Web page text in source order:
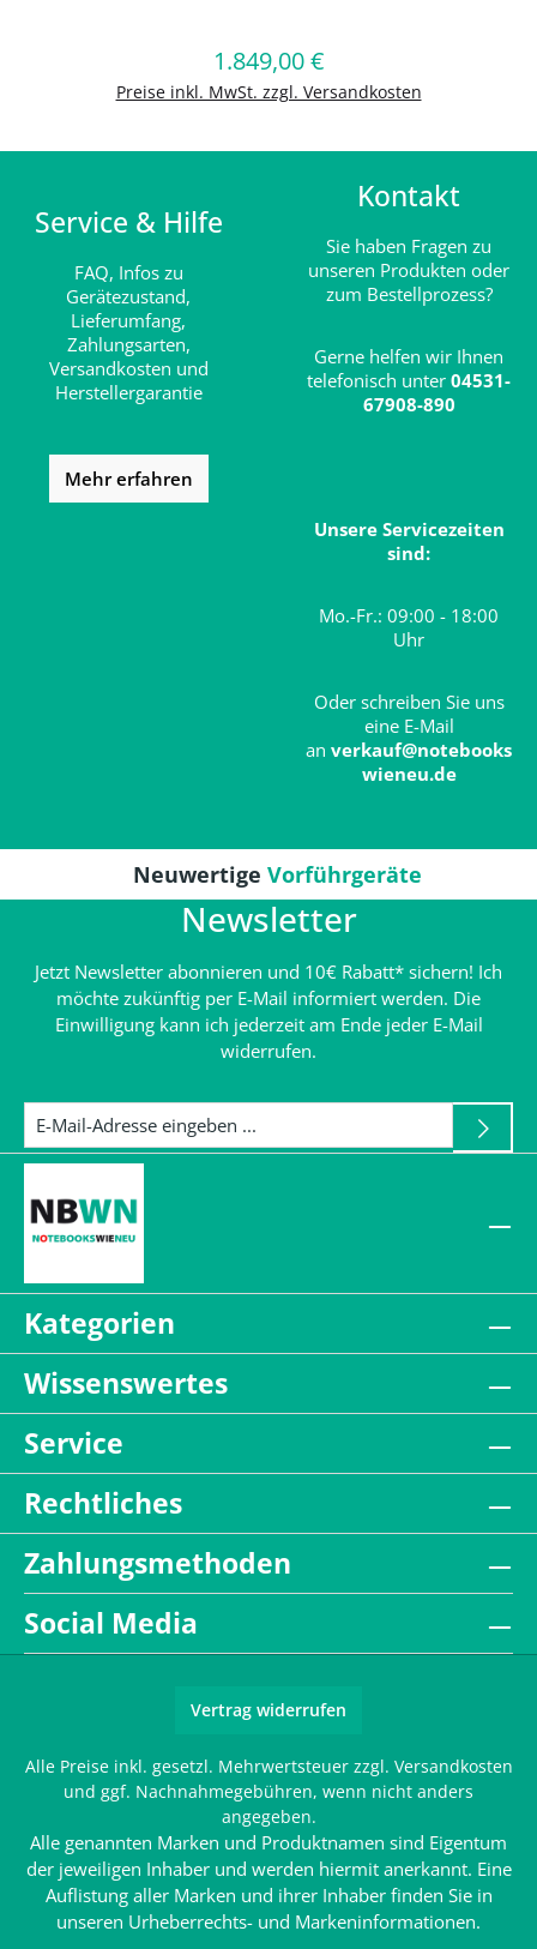
Regulärer Preis:
1.849,00 €
Preise inkl. MwSt. zzgl. Versandkosten
In den Warenkorb
Service & Hilfe
FAQ, Infos zu
Gerätezustand,
Lieferumfang,
Zahlungsarten,
Versandkosten und
Herstellergarantie
Mehr erfahren
Kontakt
Sie haben Fragen zu
unseren Produkten oder
zum Bestellprozess?
Gerne helfen wir Ihnen
telefonisch unter 04531-
67908-890
Unsere Servicezeiten
sind:
Mo.-Fr.: 09:00 - 18:00
Uhr
Oder schreiben Sie uns
eine E-Mail
an verkauf@notebooks
wieneu.de
Neuwertige Vorführgeräte
Newsletter
Jetzt Newsletter abonnieren und 10€ Rabatt* sichern! Ich
möchte zukünftig per E-Mail informiert werden. Die
Einwilligung kann ich jederzeit am Ende jeder E-Mail
widerrufen.
Kategorien
Wissenswertes
Service
Rechtliches
Zahlungsmethoden
Social Media
Vertrag widerrufen
Alle Preise inkl. gesetzl. Mehrwertsteuer zzgl. Versandkosten
und ggf. Nachnahmegebühren, wenn nicht anders
angegeben.
Alle genannten Marken und Produktnamen sind Eigentum
der jeweiligen Inhaber und werden hiermit anerkannt. Eine
Auflistung aller Marken und ihrer Inhaber finden Sie in
unseren Urheberrechts- und Markeninformationen.